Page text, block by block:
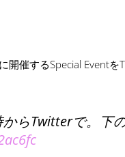
催するSpecial Event
らTwitterで。下